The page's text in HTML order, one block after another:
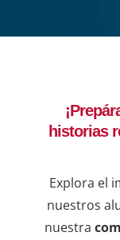
historias
Explora el
nuestros
nuestra